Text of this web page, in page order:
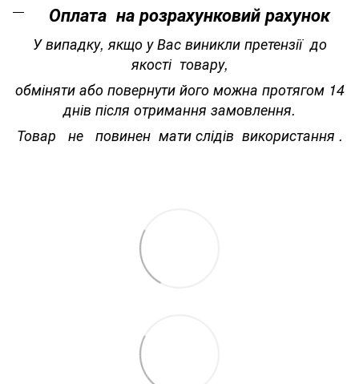
Оплата на розрахунковий рахунок
У випадку, якщо у Вас виникли претензії до
якості товару,
обміняти або повернути його можна протягом 14
днів після отримання замовлення.
Товар не повинен мати слідів використання .